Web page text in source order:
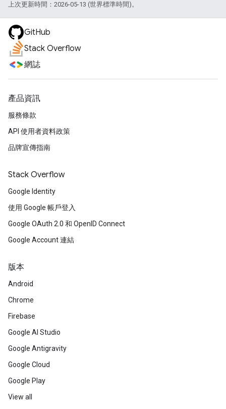
上次更新時間：2026-05-13 (世界標準時間)。
GitHub
Stack Overflow
網誌
產品資訊
服務條款
API 使用者資料政策
品牌宣傳指南
Stack Overflow
Google Identity
使用 Google 帳戶登入
Google OAuth 2.0 和 OpenID Connect
Google Account 連結
版本
Android
Chrome
Firebase
Google AI Studio
Google Antigravity
Google Cloud
Google Play
View all